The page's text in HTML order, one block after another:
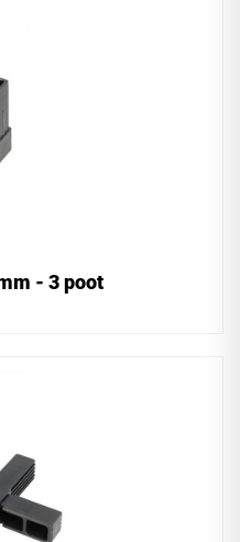
- 3 poot